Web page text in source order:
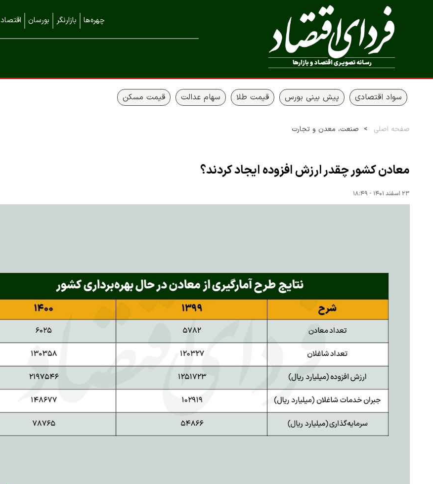
چهره‌ها بازارنگر بورسان
سواد اقتصادی پیش بینی بورس قیمت طلا سهام عدالت قیمت مسکن
صفحه اصلی صنعت، معدن و تجارت
معادن کشور چقدر ارزش افزوده ایجاد کردند؟
۲۳ اسفند ۱۴۰۱ - ۱۸:۴۹